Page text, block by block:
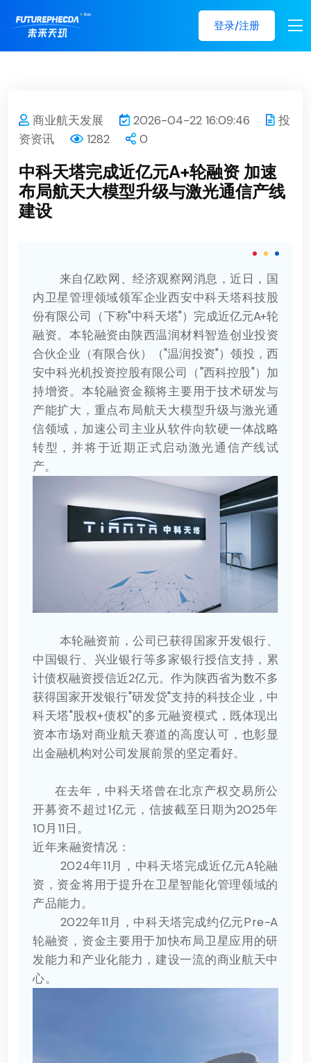
登录/注册
商业航天发展 2026-04-22 16:09:46
投
资资讯
1282 0
中科天塔完成近亿元A+轮融资 加速
布局航天大模型升级与激光通信产线
建设
来自亿欧网、经济观察网消息，近日，国
内卫星管理领域领军企业西安中科天塔科技股
份有限公司（下称"中科天塔"）完成近亿元A+轮
融资。本轮融资由陕西温润材料智造创业投资
合伙企业（有限合伙）（"温润投资"）领投，西
安中科光机投资控股有限公司（"西科控股"）加
持增资。本轮融资金额将主要用于技术研发与
产能扩大，重点布局航天大模型升级与激光通
信领域，加速公司主业从软件向软硬一体战略
转型，并将于近期正式启动激光通信产线试
产。
本轮融资前，公司已获得国家开发银行、
中国银行、兴业银行等多家银行授信支持，累
计债权融资授信近2亿元。作为陕西省为数不多
获得国家开发银行"研发贷"支持的科技企业，中
科天塔"股权+债权"的多元融资模式，既体现出
资本市场对商业航天赛道的高度认可，也彰显
出金融机构对公司发展前景的坚定看好。
在去年，中科天塔曾在北京产权交易所公
开募资不超过1亿元，信披截至日期为2025年
10月11日。
近年来融资情况：
2024年11月，中科天塔完成近亿元A轮融
资，资金将用于提升在卫星智能化管理领域的
产品能力。
2022年11月，中科天塔完成约亿元Pre-A
轮融资，资金主要用于加快布局卫星应用的研
发能力和产业化能力，建设一流的商业航天中
心。